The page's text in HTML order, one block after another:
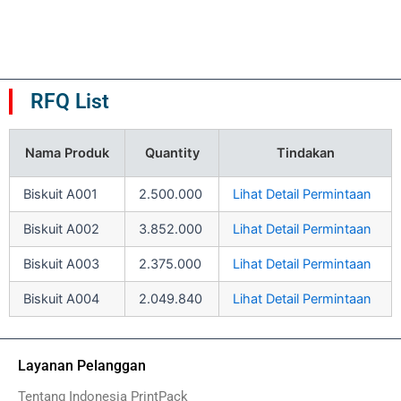
RFQ List
Nama Produk Quantity Tindakan
Biskuit A001 2.500.000 Lihat Detail Permintaan
Biskuit A002 3.852.000 Lihat Detail Permintaan
Biskuit A003 2.375.000 Lihat Detail Permintaan
Biskuit A004 2.049.840 Lihat Detail Permintaan
Layanan Pelanggan
Tentang Indonesia PrintPack